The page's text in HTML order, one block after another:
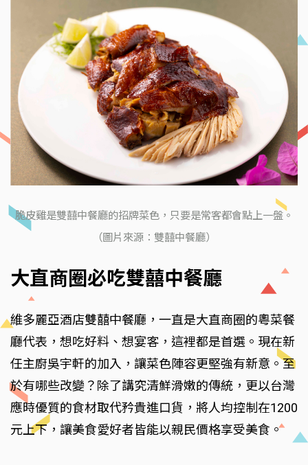
脆皮雞是雙囍中餐廳的招牌菜色，只要是常客都會點上一盤。
（圖片來源：雙囍中餐廳）
大直商圈必吃雙囍中餐廳
維多麗亞酒店雙囍中餐廳，一直是大直商圈的粵菜餐
廳代表，想吃好料、想宴客，這裡都是首選。現在新
任主廚吳宇軒的加入，讓菜色陣容更堅強有新意。至
於有哪些改變？除了講究清鮮滑嫩的傳統，更以台灣
應時優質的食材取代矜貴進口貨，將人均控制在1200
元上下，讓美食愛好者皆能以親民價格享受美食。